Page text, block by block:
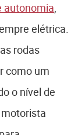
autonomia,
elétrica.
rodas
como um
o nível de